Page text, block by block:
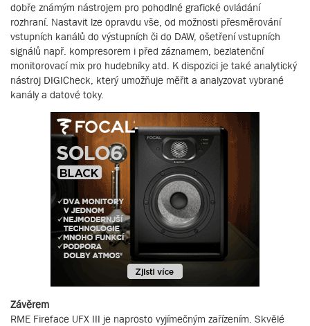
dobře známým nástrojem pro pohodlné grafické ovládání
rozhraní. Nastavit lze opravdu vše, od možnosti přesměrování
vstupních kanálů do výstupních či do DAW, ošetření vstupních
signálů např. kompresorem i před záznamem, bezlatenční
monitorovací mix pro hudebníky atd. K dispozici je také analytický
nástroj DIGICheck, který umožňuje měřit a analyzovat vybrané
kanály a datové toky.
Závěrem
RME Fireface UFX III je naprosto vyjímečným zařízením. Skvělé